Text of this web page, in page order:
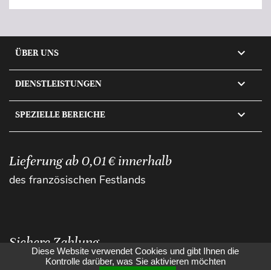
ÜBER UNS 
DIENSTLEISTUNGEN 
SPEZIELLE BEREICHE 
Lieferung ab 0,01 € innerhalb
des französischen Festlands
Sichere Zahlung
Diese Website verwendet Cookies und gibt Ihnen die
Kontrolle darüber, was Sie aktivieren möchten